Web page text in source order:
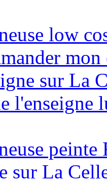
low
sur La
l'enseigne
sur La